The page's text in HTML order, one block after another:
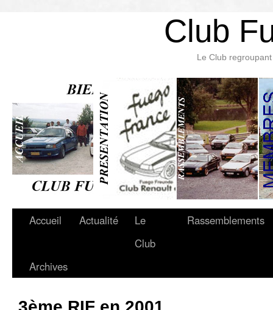
Club
Le Club
Accueil Actualité
Le
Club
Rassemblements
Archives